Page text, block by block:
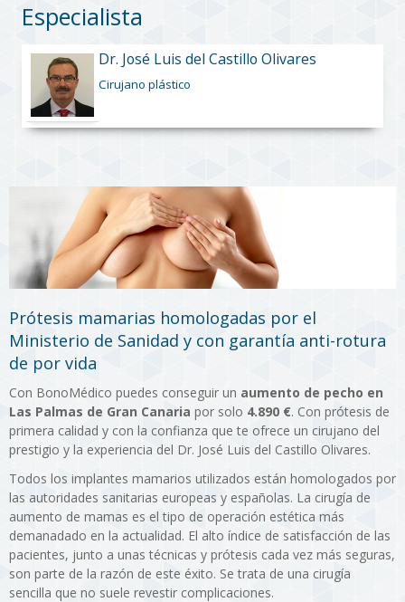
Especialista
Dr. José Luis del Castillo Olivares
Cirujano plástico
Prótesis mamarias homologadas por el
Ministerio de Sanidad y con garantía anti-rotura
de por vida
Con BonoMédico puedes conseguir un aumento de pecho en
Las Palmas de Gran Canaria por solo 4.890 €. Con prótesis de
primera calidad y con la confianza que te ofrece un cirujano del
prestigio y la experiencia del Dr. José Luis del Castillo Olivares.
Todos los implantes mamarios utilizados están homologados por
las autoridades sanitarias europeas y españolas. La cirugía de
aumento de mamas es el tipo de operación estética más
demanadado en la actualidad. El alto índice de satisfacción de las
pacientes, junto a unas técnicas y prótesis cada vez más seguras,
son parte de la razón de este éxito. Se trata de una cirugía
sencilla que no suele revestir complicaciones.